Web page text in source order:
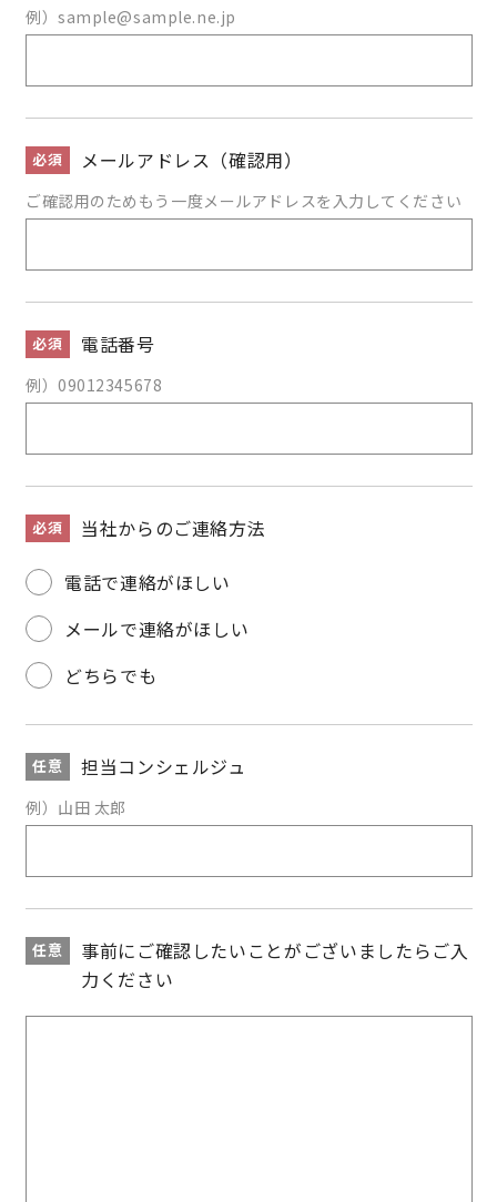
例）sample@sample.ne.jp
必須 メールアドレス （確認用）
ご確認用のためもう一度メールアドレスを入力してください
必須 電話番号
例）09012345678
必須 当社からのご連絡方法
電話で連絡がほしい
メールで連絡がほしい
どちらでも
任意 担当コンシェルジュ
例）山田 太郎
任意
事前にご確認したいことがございましたらご入
力ください